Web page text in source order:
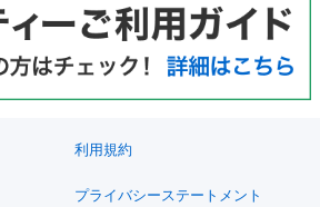
利用規約
プライバシーステートメント